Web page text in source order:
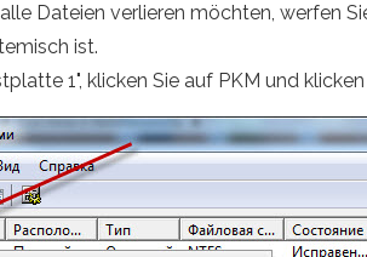
Dateien verlieren möchten, werfen
ist.
1", klicken Sie auf PKM und